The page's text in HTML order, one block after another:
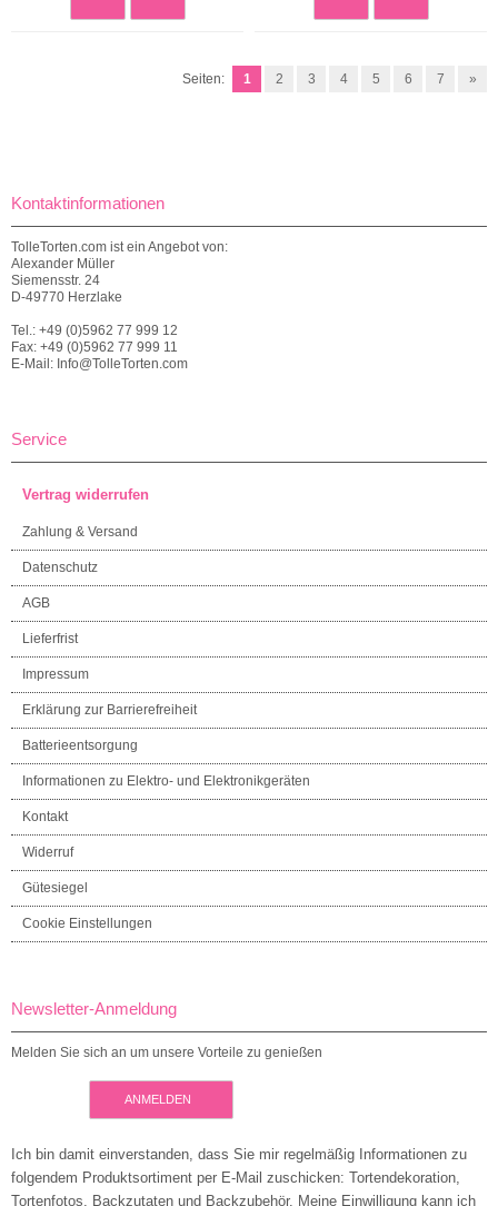
Seiten: 1 2 3 4 5 6 7 »
Kontaktinformationen
TolleTorten.com ist ein Angebot von:
Alexander Müller
Siemensstr. 24
D-49770 Herzlake
Tel.: +49 (0)5962 77 999 12
Fax: +49 (0)5962 77 999 11
E-Mail: Info@TolleTorten.com
Service
Vertrag widerrufen
Zahlung & Versand
Datenschutz
AGB
Lieferfrist
Impressum
Erklärung zur Barrierefreiheit
Batterieentsorgung
Informationen zu Elektro- und Elektronikgeräten
Kontakt
Widerruf
Gütesiegel
Cookie Einstellungen
Newsletter-Anmeldung
Melden Sie sich an um unsere Vorteile zu genießen
ANMELDEN
Ich bin damit einverstanden, dass Sie mir regelmäßig Informationen zu
folgendem Produktsortiment per E-Mail zuschicken: Tortendekoration,
Tortenfotos, Backzutaten und Backzubehör. Meine Einwilligung kann ich